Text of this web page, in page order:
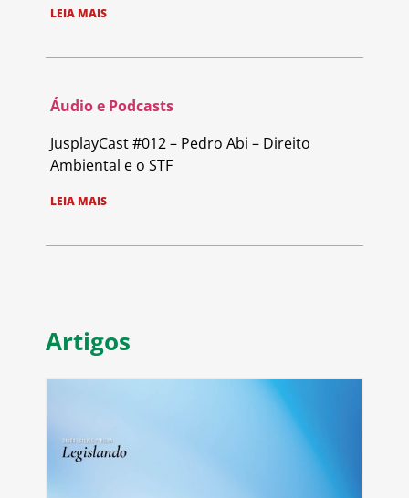
LEIA MAIS
Áudio e Podcasts
JusplayCast #012 – Pedro Abi – Direito
Ambiental e o STF
LEIA MAIS
Artigos